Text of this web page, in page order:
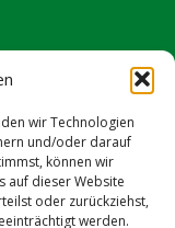
wir Technologien
und/oder darauf
können wir
auf dieser Website
oder zurückziehst,
werden.